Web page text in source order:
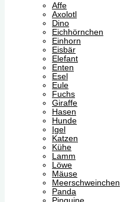
Affe
Axolotl
Dino
Eichhörnchen
Einhorn
Eisbär
Elefant
Enten
Esel
Eule
Fuchs
Giraffe
Hasen
Hunde
Igel
Katzen
Kühe
Lamm
Löwe
Mäuse
Meerschweinchen
Panda
Pinguine